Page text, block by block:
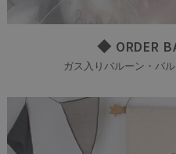
◆ ORDER
ガス入りバルーン・バ